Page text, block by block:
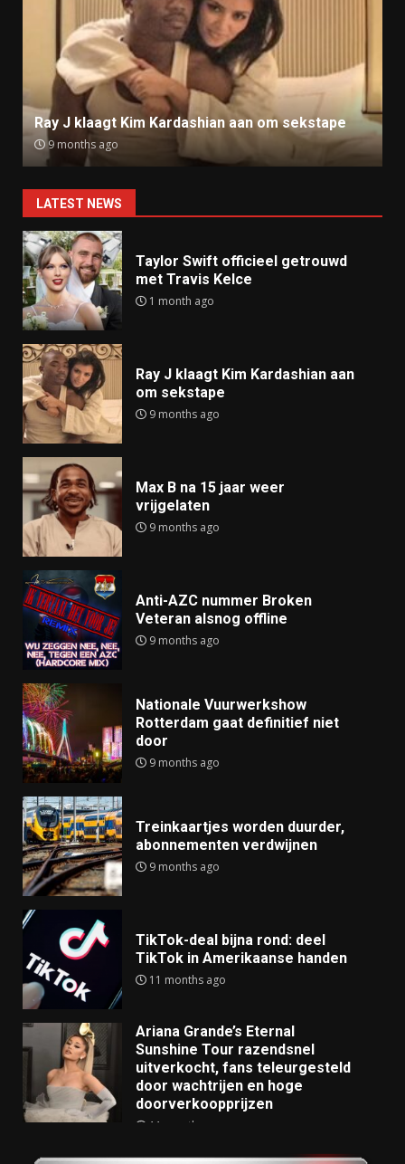
Ray J klaagt Kim Kardashian aan om sekstape
9 months ago
LATEST NEWS
Taylor Swift officieel getrouwd
met Travis Kelce
1 month ago
Ray J klaagt Kim Kardashian aan
om sekstape
9 months ago
Max B na 15 jaar weer
vrijgelaten
9 months ago
Anti-AZC nummer Broken
Veteran alsnog offline
9 months ago
Nationale Vuurwerkshow
Rotterdam gaat definitief niet
door
9 months ago
Treinkaartjes worden duurder,
abonnementen verdwijnen
9 months ago
TikTok-deal bijna rond: deel
TikTok in Amerikaanse handen
11 months ago
Ariana Grande’s Eternal
Sunshine Tour razendsnel
uitverkocht, fans teleurgesteld
door wachtrijen en hoge
doorverkoopprijzen
11 months ago